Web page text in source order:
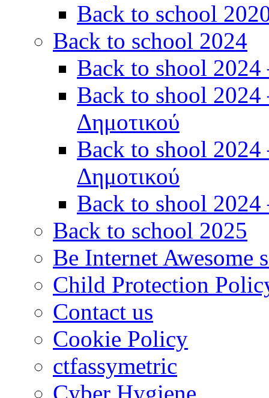
Back to school
Back to school 2024
Back to shool 2024
Back to shool 2024
Δημοτικού
Back to shool 2024
Δημοτικού
Back to shool 2024
Back to school 2025
Be Internet Awesome
Child Protection
Contact us
Cookie Policy
ctfassymetric